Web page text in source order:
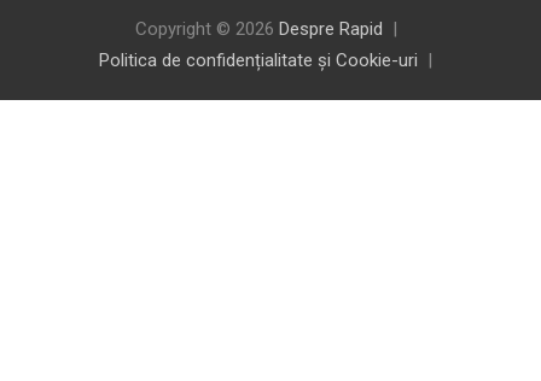
Copyright © 2026 Despre Rapid
Politica de confidențialitate și Cookie-uri